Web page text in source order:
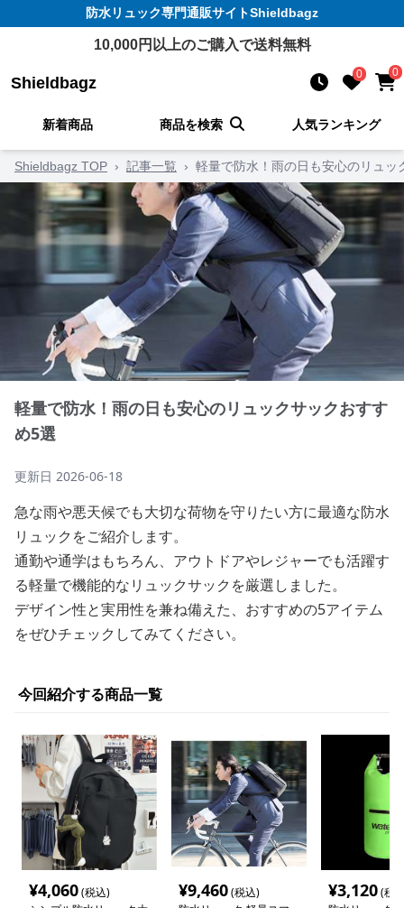
防水リュック専門通販サイトShieldbagz
10,000円以上のご購入で送料無料
Shieldbagz 0 0
新着商品 商品を検索 人気ランキング
Shieldbagz TOP › 記事一覧 › 軽量で防水！雨の日も安心のリュッ
軽量で防水！雨の日も安心のリュックサックおすす
め5選
更新日 2026-06-18
急な雨や悪天候でも大切な荷物を守りたい方に最適な防水
リュックをご紹介します。
通勤や通学はもちろん、アウトドアやレジャーでも活躍す
る軽量で機能的なリュックサックを厳選しました。
デザイン性と実用性を兼ね備えた、おすすめの5アイテム
をぜひチェックしてみてください。
今回紹介する商品一覧
¥4,060(税込)
¥9,460(税込)
¥3,120(税